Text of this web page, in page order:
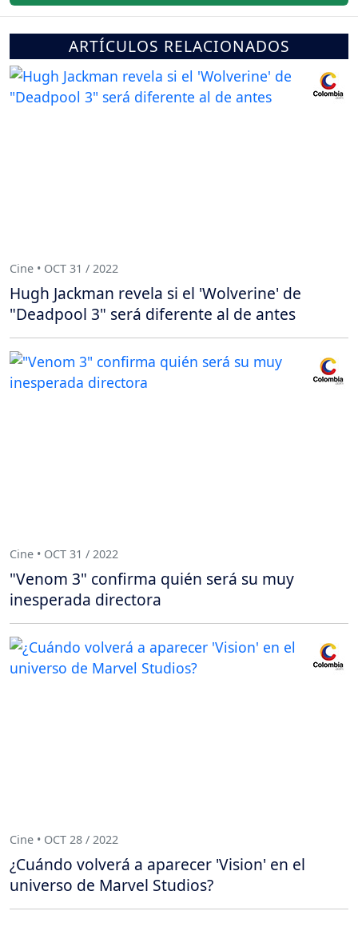
ARTÍCULOS RELACIONADOS
Cine • OCT 31 / 2022
Hugh Jackman revela si el 'Wolverine' de
"Deadpool 3" será diferente al de antes
Cine • OCT 31 / 2022
"Venom 3" confirma quién será su muy
inesperada directora
Cine • OCT 28 / 2022
¿Cuándo volverá a aparecer 'Vision' en el
universo de Marvel Studios?